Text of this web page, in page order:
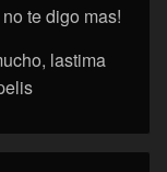
te digo mas!
lastima